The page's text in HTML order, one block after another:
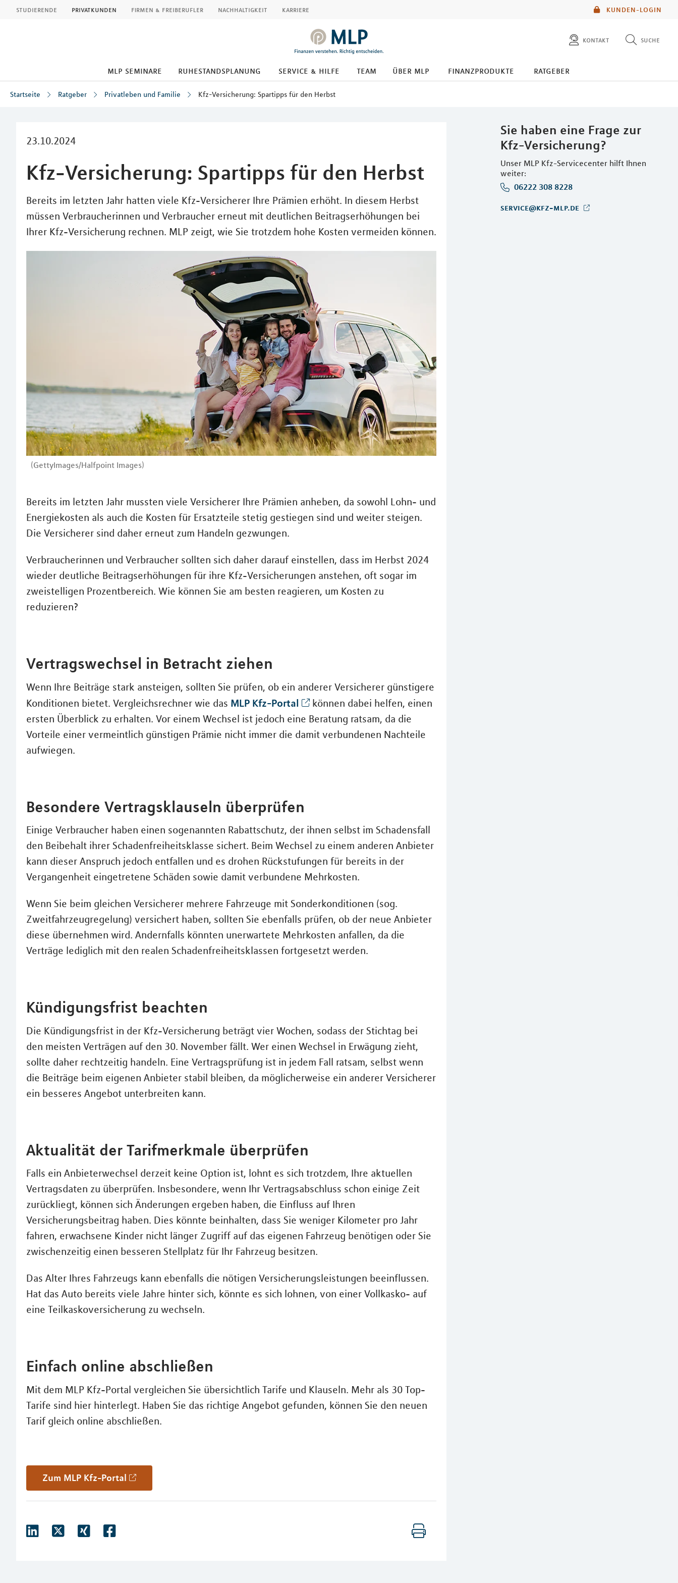
KUNDEN-LOGIN
studierende privatkunden firmen & freiberufler nachhaltigkeit karriere
kontakt suche
diese website durchsuchen
mlp seminare ruhestandsplanung service & hilfe team über mlp finanzprodukte ratgeber
Startseite Ratgeber Privatleben und Familie Kfz-Versicherung: Spartipps für den Herbst
23.10.2024
Kfz-Versicherung: Spartipps für den Herbst
Bereits im letzten Jahr hatten viele Kfz-Versicherer Ihre Prämien erhöht. In diesem Herbst
müssen Verbraucherinnen und Verbraucher erneut mit deutlichen Beitragserhöhungen bei
Ihrer Kfz-Versicherung rechnen. MLP zeigt, wie Sie trotzdem hohe Kosten vermeiden können.
(GettyImages/Halfpoint Images)
Sie haben eine Frage zur
Kfz-Versicherung?
Unser MLP Kfz-Servicecenter hilft Ihnen
weiter:
06222 308 8228
service@kfz-mlp.de
Bereits im letzten Jahr mussten viele Versicherer Ihre Prämien anheben, da sowohl Lohn- und
Energiekosten als auch die Kosten für Ersatzteile stetig gestiegen sind und weiter steigen.
Die Versicherer sind daher erneut zum Handeln gezwungen.
Verbraucherinnen und Verbraucher sollten sich daher darauf einstellen, dass im Herbst 2024
wieder deutliche Beitragserhöhungen für ihre Kfz-Versicherungen anstehen, oft sogar im
zweistelligen Prozentbereich. Wie können Sie am besten reagieren, um Kosten zu
reduzieren?
Vertragswechsel in Betracht ziehen
Wenn Ihre Beiträge stark ansteigen, sollten Sie prüfen, ob ein anderer Versicherer günstigere
Konditionen bietet. Vergleichsrechner wie das MLP Kfz-Portal
können dabei helfen, einen
ersten Überblick zu erhalten. Vor einem Wechsel ist jedoch eine Beratung ratsam, da die
Vorteile einer vermeintlich günstigen Prämie nicht immer die damit verbundenen Nachteile
aufwiegen.
Besondere Vertragsklauseln überprüfen
Einige Verbraucher haben einen sogenannten Rabattschutz, der ihnen selbst im Schadensfall
den Beibehalt ihrer Schadenfreiheitsklasse sichert. Beim Wechsel zu einem anderen Anbieter
kann dieser Anspruch jedoch entfallen und es drohen Rückstufungen für bereits in der
Vergangenheit eingetretene Schäden sowie damit verbundene Mehrkosten.
Wenn Sie beim gleichen Versicherer mehrere Fahrzeuge mit Sonderkonditionen (sog.
Zweitfahrzeugregelung) versichert haben, sollten Sie ebenfalls prüfen, ob der neue Anbieter
diese übernehmen wird. Andernfalls könnten unerwartete Mehrkosten anfallen, da die
Verträge lediglich mit den realen Schadenfreiheitsklassen fortgesetzt werden.
Kündigungsfrist beachten
Die Kündigungsfrist in der Kfz-Versicherung beträgt vier Wochen, sodass der Stichtag bei
den meisten Verträgen auf den 30. November fällt. Wer einen Wechsel in Erwägung zieht,
sollte daher rechtzeitig handeln. Eine Vertragsprüfung ist in jedem Fall ratsam, selbst wenn
die Beiträge beim eigenen Anbieter stabil bleiben, da möglicherweise ein anderer Versicherer
ein besseres Angebot unterbreiten kann.
Aktualität der Tarifmerkmale überprüfen
Falls ein Anbieterwechsel derzeit keine Option ist, lohnt es sich trotzdem, Ihre aktuellen
Vertragsdaten zu überprüfen. Insbesondere, wenn Ihr Vertragsabschluss schon einige Zeit
zurückliegt, können sich Änderungen ergeben haben, die Einfluss auf Ihren
Versicherungsbeitrag haben. Dies könnte beinhalten, dass Sie weniger Kilometer pro Jahr
fahren, erwachsene Kinder nicht länger Zugriff auf das eigenen Fahrzeug benötigen oder Sie
zwischenzeitig einen besseren Stellplatz für Ihr Fahrzeug besitzen.
Das Alter Ihres Fahrzeugs kann ebenfalls die nötigen Versicherungsleistungen beeinflussen.
Hat das Auto bereits viele Jahre hinter sich, könnte es sich lohnen, von einer Vollkasko- auf
eine Teilkaskoversicherung zu wechseln.
Einfach online abschließen
Mit dem MLP Kfz-Portal vergleichen Sie übersichtlich Tarife und Klauseln. Mehr als 30 Top-
Tarife sind hier hinterlegt. Haben Sie das richtige Angebot gefunden, können Sie den neuen
Tarif gleich online abschließen.
Zum MLP Kfz-Portal